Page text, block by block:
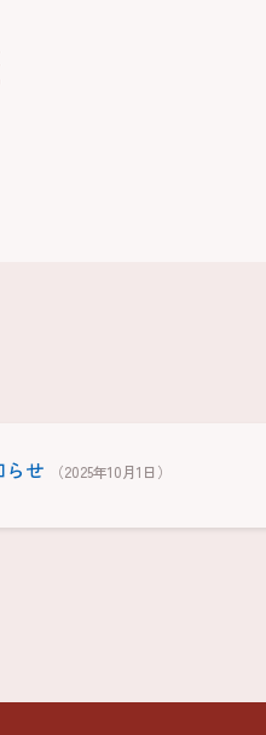
せ （2025年10月1日）